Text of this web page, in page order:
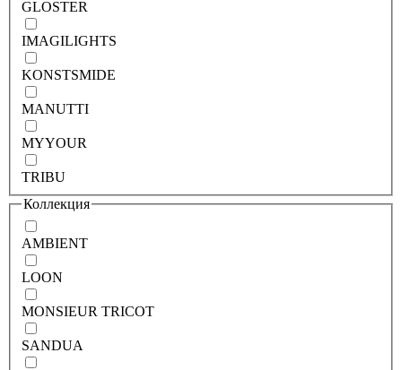
GLOSTER
IMAGILIGHTS
KONSTSMIDE
MANUTTI
MYYOUR
TRIBU
Коллекция
AMBIENT
LOON
MONSIEUR TRICOT
SANDUA